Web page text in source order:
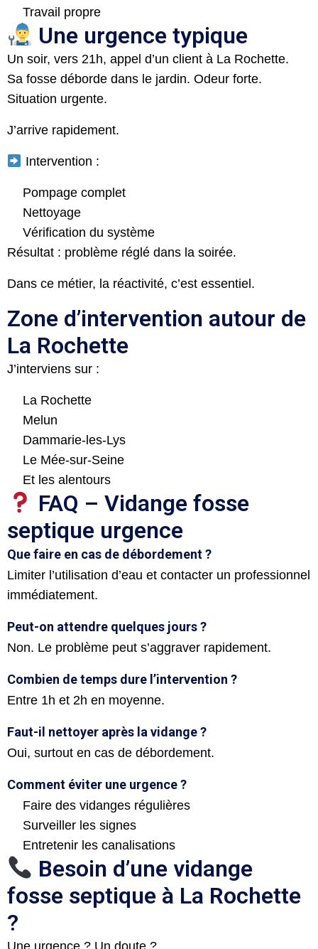
Travail propre
Une urgence typique
Un soir, vers 21h, appel d’un client à La Rochette.
Sa fosse déborde dans le jardin. Odeur forte.
Situation urgente.
J’arrive rapidement.
Intervention :
Pompage complet
Nettoyage
Vérification du système
Résultat : problème réglé dans la soirée.
Dans ce métier, la réactivité, c’est essentiel.
Zone d’intervention autour de
La Rochette
J’interviens sur :
La Rochette
Melun
Dammarie-les-Lys
Le Mée-sur-Seine
Et les alentours
FAQ – Vidange fosse
septique urgence
Que faire en cas de débordement ?
Limiter l’utilisation d’eau et contacter un professionnel
immédiatement.
Peut-on attendre quelques jours ?
Non. Le problème peut s’aggraver rapidement.
Combien de temps dure l’intervention ?
Entre 1h et 2h en moyenne.
Faut-il nettoyer après la vidange ?
Oui, surtout en cas de débordement.
Comment éviter une urgence ?
Faire des vidanges régulières
Surveiller les signes
Entretenir les canalisations
Besoin d’une vidange
fosse septique à La Rochette
?
Une urgence ? Un doute ?